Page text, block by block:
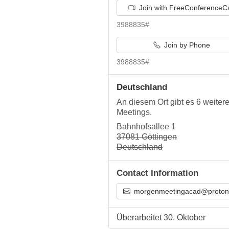
Join with
3988835#
Join by Phone
3988835#
Deutschland
An diesem Ort gibt es 6 weitere
Meetings.
Bahnhofsallee 1
37081 Göttingen
Deutschland
Contact Information
morgenmeetingacad@protonmail.com
Überarbeitet 30. Oktober